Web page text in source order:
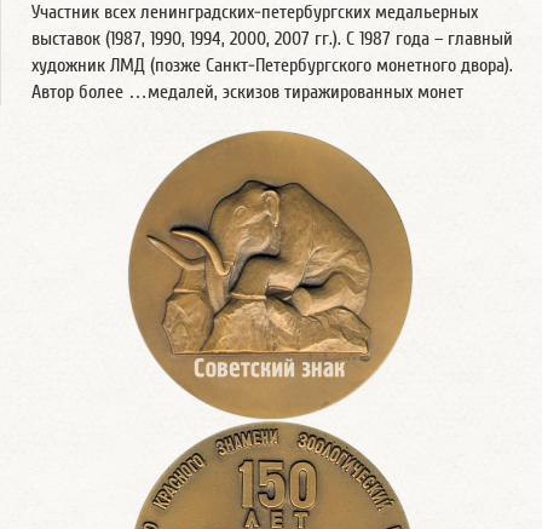
Участник всех ленинградских-петербургских медальерных
выставок (1987, 1990, 1994, 2000, 2007 гг.). С 1987 года – главный
художник ЛМД (позже Санкт-Петербургского монетного двора).
Автор более …медалей, эскизов тиражированных монет